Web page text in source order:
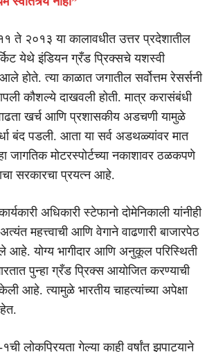
ते २०१३ या कालावधीत उत्तर प्रदेशातील
येथे इंडियन ग्रँड प्रिक्सचे यशस्वी
होते. त्या काळात जगातील सर्वोत्तम रेसर्सनी
कौशल्ये दाखवली होती. मात्र करासंबंधी
खर्च आणि प्रशासकीय अडचणी यामुळे
बंद पडली. आता या सर्व अडथळ्यांवर मात
जागतिक मोटरस्पोर्टच्या नकाशावर ठळकपणे
सरकारचा प्रयत्न आहे.
अधिकारी स्टेफानो दोमेनिकाली यांनीही
महत्त्वाची आणि वेगाने वाढणारी बाजारपेठ
योग्य भागीदार आणि अनुकूल परिस्थिती
पुन्हा ग्रँड प्रिक्स आयोजित करण्याची
आहे. त्यामुळे भारतीय चाहत्यांच्या अपेक्षा
१ची लोकप्रियता गेल्या काही वर्षांत झपाट्याने